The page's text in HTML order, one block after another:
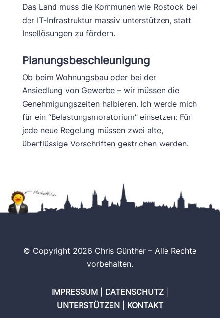
Das Land muss die Kommunen wie Rostock bei
der IT-Infrastruktur massiv unterstützen, statt
Insellösungen zu fördern.
Planungsbeschleunigung
Ob beim Wohnungsbau oder bei der
Ansiedlung von Gewerbe – wir müssen die
Genehmigungszeiten halbieren. Ich werde mich
für ein “Belastungsmoratorium” einsetzen: Für
jede neue Regelung müssen zwei alte,
überflüssige Vorschriften gestrichen werden.
© Copyright 2026 Chris Günther – Alle Rechte
vorbehalten.
IMPRESSUM| DATENSCHUTZ|
UNTERSTÜTZEN| KONTAKT